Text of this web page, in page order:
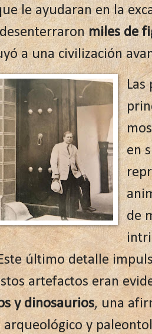
le ayudaran en la
miles de
a una civilización
Las
en
de
último detalle
artefactos eran
y dinosaurios, una
y